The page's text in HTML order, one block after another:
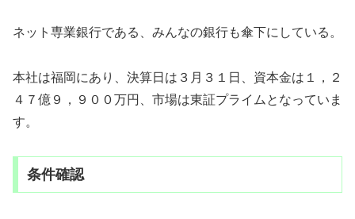
ネット専業銀行である、みんなの銀行も傘下にしている。
本社は福岡にあり、決算日は３月３１日、資本金は１，２
４７億９，９００万円、市場は東証プライムとなっていま
す。
条件確認